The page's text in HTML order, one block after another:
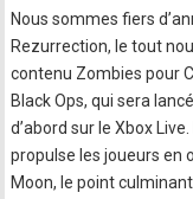
Nous sommes fiers
Rezurrection, le tout
contenu Zombies pour
Black Ops, qui sera
d’abord sur le Xbox
propulse les joueurs en
Moon, le point